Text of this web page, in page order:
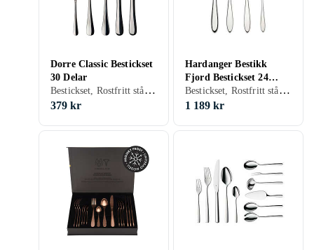
Dorre Classic Bestickset
30 Delar
Bestickset, Rostfritt stål, 30 st, Tål maskindisk
379 kr
Hardanger Bestikk
Fjord Bestickset 24
Delar
Bestickset, Rostfritt stål, 24 st, Tål maskindisk
1 189 kr